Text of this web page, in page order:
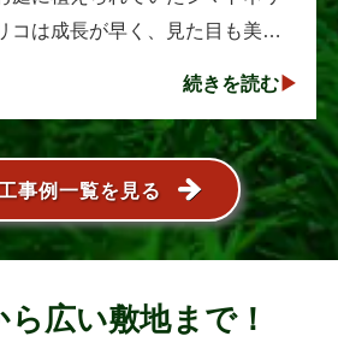
コは成長が早く、見た目も美し
続きを読む
事例一覧を見る
ら広い敷地まで！